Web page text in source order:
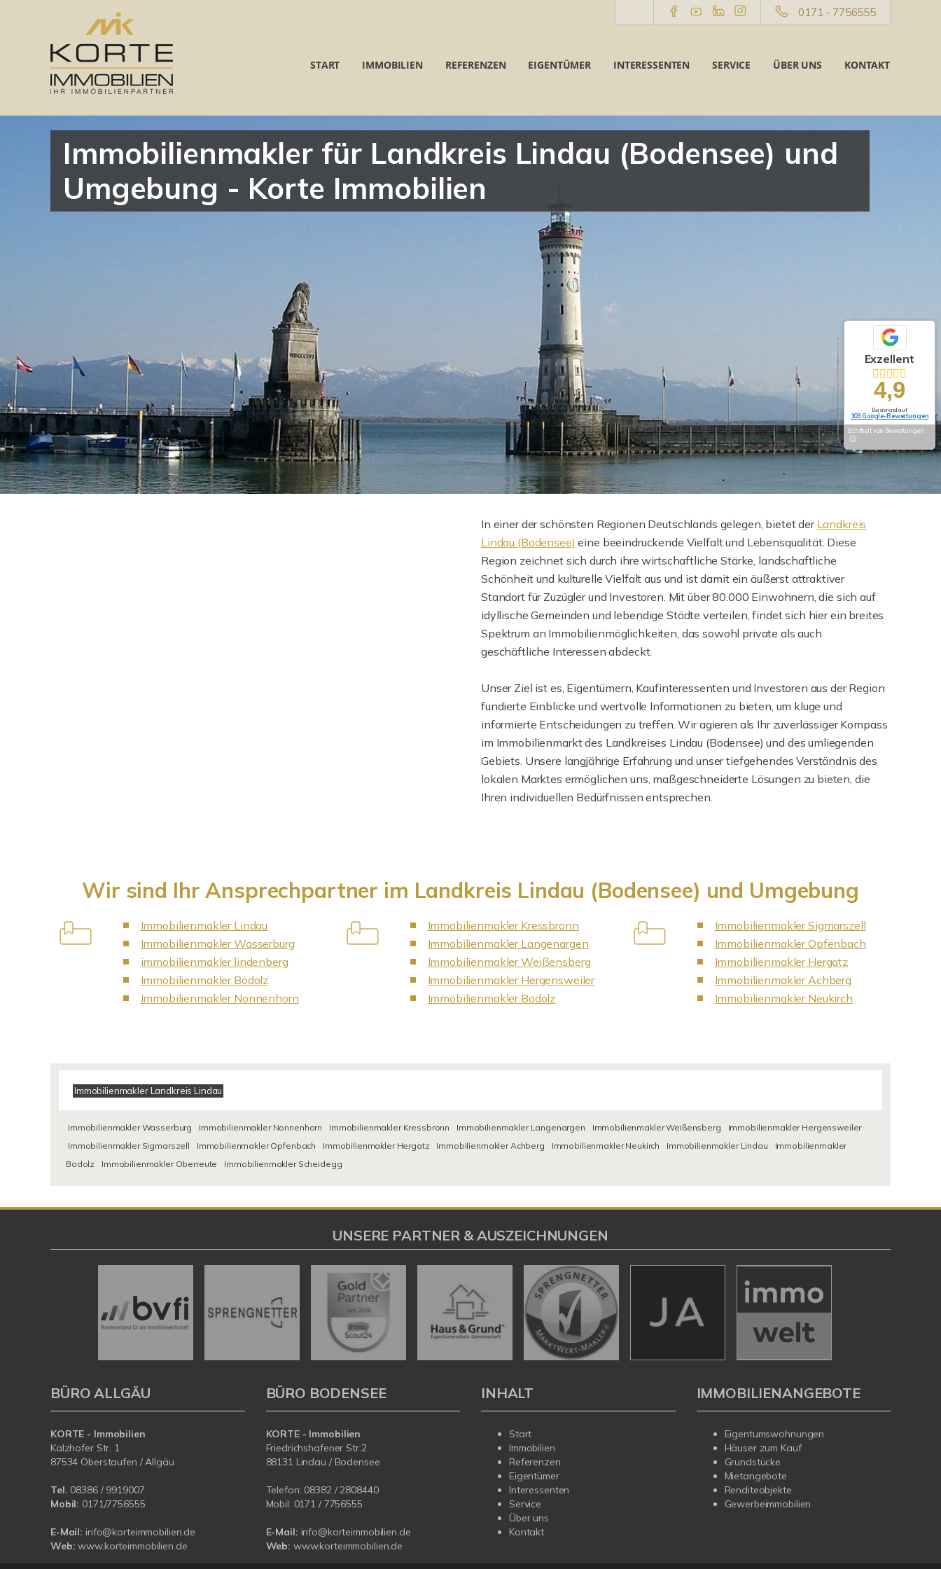
0171 - 7756555
START IMMOBILIEN REFERENZEN EIGENTÜMER INTERESSENTEN SERVICE ÜBER UNS KONTAKT
Immobilienmakler für Landkreis Lindau (Bodensee) und
Umgebung - Korte Immobilien
In einer der schönsten Regionen Deutschlands gelegen, bietet der Landkreis
Lindau (Bodensee) eine beeindruckende Vielfalt und Lebensqualität. Diese
Region zeichnet sich durch ihre wirtschaftliche Stärke, landschaftliche
Schönheit und kulturelle Vielfalt aus und ist damit ein äußerst attraktiver
Standort für Zuzügler und Investoren. Mit über 80.000 Einwohnern, die sich auf
idyllische Gemeinden und lebendige Städte verteilen, findet sich hier ein breites
Spektrum an Immobilienmöglichkeiten, das sowohl private als auch
geschäftliche Interessen abdeckt.
Unser Ziel ist es, Eigentümern, Kaufinteressenten und Investoren aus der Region
fundierte Einblicke und wertvolle Informationen zu bieten, um kluge und
informierte Entscheidungen zu treffen. Wir agieren als Ihr zuverlässiger Kompass
im Immobilienmarkt des Landkreises Lindau (Bodensee) und des umliegenden
Gebiets. Unsere langjährige Erfahrung und unser tiefgehendes Verständnis des
lokalen Marktes ermöglichen uns, maßgeschneiderte Lösungen zu bieten, die
Ihren individuellen Bedürfnissen entsprechen.
Wir sind Ihr Ansprechpartner im Landkreis Lindau (Bodensee) und Umgebung
Immobilienmakler Lindau
Immobilienmakler Wasserburg
immobilienmakler lindenberg
Immobilienmakler Bodolz
Immobilienmakler Nonnenhorn
Immobilienmakler Kressbronn
Immobilienmakler Langenargen
Immobilienmakler Weißensberg
Immobilienmakler Hergensweiler
Immobilienmakler Bodolz
Immobilienmakler Sigmarszell
Immobilienmakler Opfenbach
Immobilienmakler Hergatz
Immobilienmakler Achberg
Immobilienmakler Neukirch
Immobilienmakler Landkreis Lindau
Immobilienmakler Wasserburg Immobilienmakler Nonnenhorn Immobilienmakler Kressbronn Immobilienmakler Langenargen Immobilienmakler Weißensberg
Immobilienmakler Hergensweiler
Immobilienmakler Sigmarszell
Immobilienmakler Opfenbach Immobilienmakler Hergatz Immobilienmakler Achberg Immobilienmakler Neukirch Immobilienmakler Lindau
Immobilienmakler
Bodolz
Immobilienmakler Oberreute Immobilienmakler Scheidegg
Exzellent
4,9
Basierend auf
103 Google-Bewertungen
Echtheit von Bewertungen
UNSERE PARTNER & AUSZEICHNUNGEN
BÜRO ALLGÄU
KORTE - Immobilien
Kalzhofer Str. 1
87534 Oberstaufen / Allgäu
Tel. 08386 / 9919007
Mobil: 0171/7756555
E-Mail: info@korteimmobilien.de
Web: www.korteimmobilien.de
BÜRO BODENSEE
KORTE - Immobilien
Friedrichshafener Str.2
88131 Lindau / Bodensee
Telefon: 08382 / 2808440
Mobil: 0171 / 7756555
E-Mail: info@korteimmobilien.de
Web: www.korteimmobilien.de
INHALT
Start
Immobilien
Referenzen
Eigentümer
Interessenten
Service
Über uns
Kontakt
IMMOBILIENANGEBOTE
Eigentumswohnungen
Häuser zum Kauf
Grundstücke
Mietangebote
Renditeobjekte
Gewerbeimmobilien